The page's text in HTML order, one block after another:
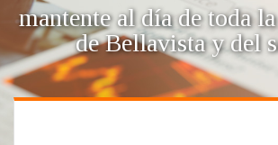
mantente al día de toda
de Bellavista y del